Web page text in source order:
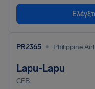
PR2365 • Philippine
Lapu-Lapu
CEB